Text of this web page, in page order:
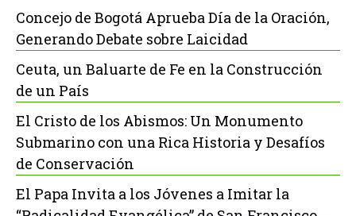
Concejo de Bogotá Aprueba Día de la Oración,
Generando Debate sobre Laicidad
Ceuta, un Baluarte de Fe en la Construcción
de un País
El Cristo de los Abismos: Un Monumento
Submarino con una Rica Historia y Desafíos
de Conservación
El Papa Invita a los Jóvenes a Imitar la